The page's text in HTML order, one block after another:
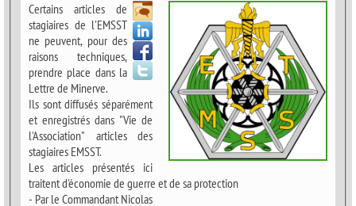
Certains articles de
stagiaires de l'EMSST
ne peuvent, pour des
raisons techniques,
prendre place dans la
Lettre de Minerve.
Ils sont diffusés séparément
et enregistrés dans "Vie de
l'Association" articles des
stagiaires EMSST.
Les articles présentés ici
traitent d'économie de guerre et de sa protection
- Par le Commandant Nicolas